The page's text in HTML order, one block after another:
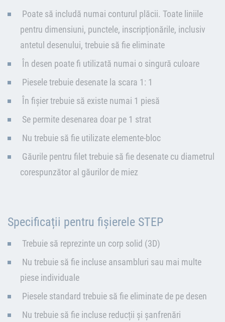
Poate să includă numai conturul plăcii. Toate liniile
pentru dimensiuni, punctele, inscripționările, inclusiv
antetul desenului, trebuie să fie eliminate
În desen poate fi utilizată numai o singură culoare
Piesele trebuie desenate la scara 1: 1
În fișier trebuie să existe numai 1 piesă
Se permite desenarea doar pe 1 strat
Nu trebuie să fie utilizate elemente-bloc
Găurile pentru filet trebuie să fie desenate cu diametrul
corespunzător al găurilor de miez
Specificații pentru fișierele STEP
Trebuie să reprezinte un corp solid (3D)
Nu trebuie să fie incluse ansambluri sau mai multe
piese individuale
Piesele standard trebuie să fie eliminate de pe desen
Nu trebuie să fie incluse reducții și șanfrenări